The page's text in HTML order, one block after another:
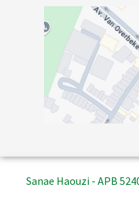
Sanae Haouzi - APB